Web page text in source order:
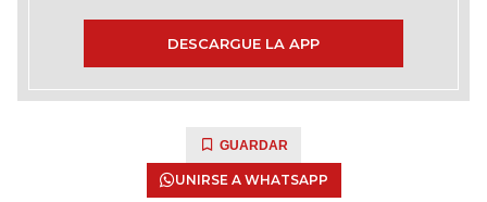
DESCARGUE LA APP
GUARDAR
UNIRSE A WHATSAPP